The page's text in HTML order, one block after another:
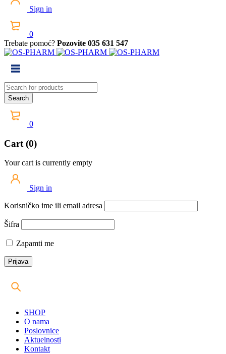
Sign in
0
Trebate pomoć? Pozovite 035 631 547
0
Cart (0)
Your cart is currently empty
Sign in
Korisničko ime ili email adresa
Šifra
Zapamti me
SHOP
O nama
Poslovnice
Aktuelnosti
Kontakt